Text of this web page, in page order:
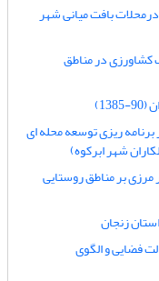
بافت میانی شهر
کشاورزی در مناطق
ریزی توسعه محله ای
شهر ابرکوه)
مرزی بر مناطق روستایی
زنجان
فضایی و الگوی